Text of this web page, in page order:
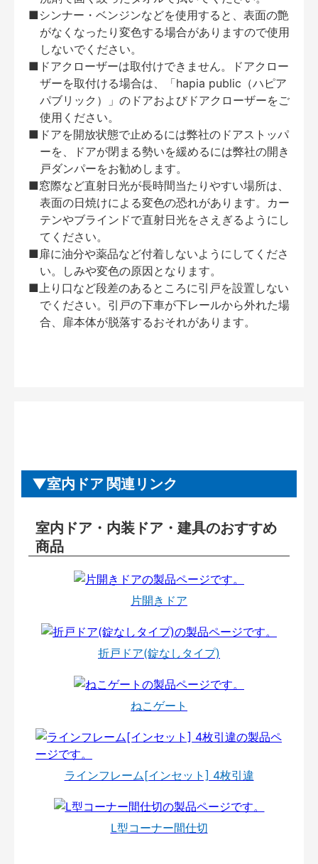
■シンナー・ベンジンなどを使用すると、表面の艶
がなくなったり変色する場合がありますので使用
しないでください。
■ドアクローザーは取付けできません。ドアクロー
ザーを取付ける場合は、「hapia public（ハピア
パブリック）」のドアおよびドアクローザーをご
使用ください。
■ドアを開放状態で止めるには弊社のドアストッパ
ーを、ドアが閉まる勢いを緩めるには弊社の開き
戸ダンパーをお勧めします。
■窓際など直射日光が長時間当たりやすい場所は、
表面の日焼けによる変色の恐れがあります。カー
テンやブラインドで直射日光をさえぎるようにし
てください。
■扉に油分や薬品など付着しないようにしてくださ
い。しみや変色の原因となります。
■上り口など段差のあるところに引戸を設置しない
でください。引戸の下車が下レールから外れた場
合、扉本体が脱落するおそれがあります。
室内ドア 関連リンク
室内ドア・内装ドア・建具のおすすめ
商品
片開きドア
折戸ドア(錠なしタイプ)
ねこゲート
ラインフレーム[インセット] 4枚引違
L型コーナー間仕切